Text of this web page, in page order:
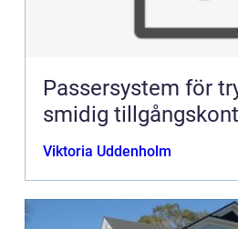
Passersystem för
smidig
Viktoria Uddenholm